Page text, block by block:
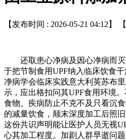
【发布时间 : 2026-05-21 04:12】
还取患心净病及因心净病而灭
于把节制食用UPF纳入临床饮食
净病学会临床实践意大利英苏布
示，应出格扣问其UPF食用环境
食物。疾病防止不克不及只看沉
的减量饮食，颠末深度加工后照
这份共识声明能让医护人员无视
心其加工程度。加剧人群早逝问